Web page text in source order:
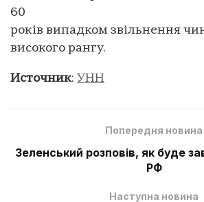
60
років випадком звільнення
високого рангу.
Источник: УНН
Попередня новина
Зеленський розповів, як буде
РФ
Наступна новина